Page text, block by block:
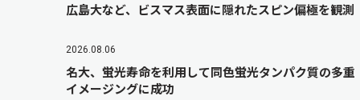
広島大など、ビスマス表面に隠れたスピン偏極を観測
2026.08.06
名大、蛍光寿命を利用して同色蛍光タンパク質の多重
イメージングに成功